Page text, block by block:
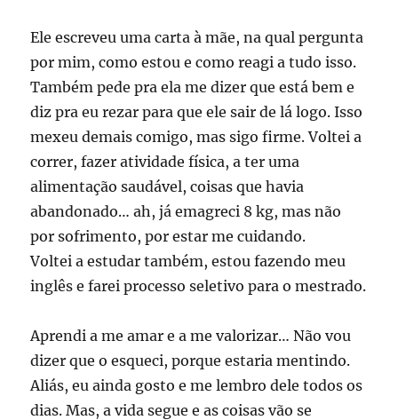
Ele escreveu uma carta à mãe, na qual pergunta
por mim, como estou e como reagi a tudo isso.
Também pede pra ela me dizer que está bem e
diz pra eu rezar para que ele sair de lá logo. Isso
mexeu demais comigo, mas sigo firme. Voltei a
correr, fazer atividade física, a ter uma
alimentação saudável, coisas que havia
abandonado… ah, já emagreci 8 kg, mas não
por sofrimento, por estar me cuidando.
Voltei a estudar também, estou fazendo meu
inglês e farei processo seletivo para o mestrado.
Aprendi a me amar e a me valorizar… Não vou
dizer que o esqueci, porque estaria mentindo.
Aliás, eu ainda gosto e me lembro dele todos os
dias. Mas, a vida segue e as coisas vão se